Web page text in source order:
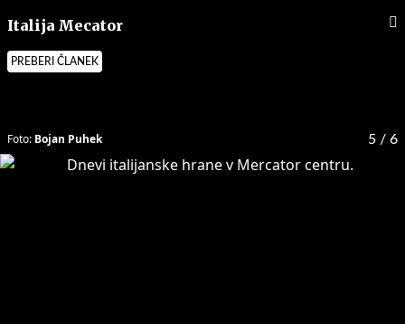
Italija Mecator
PREBERI ČLANEK
5 / 6
Foto: Bojan Puhek